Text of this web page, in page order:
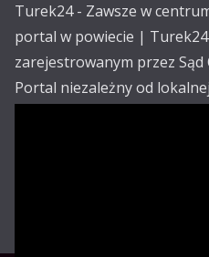
Turek24 - Zawsze w
portal w powiecie |
zarejestrowanym przez
Portal niezależny od lokalnej